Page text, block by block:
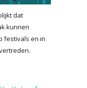
dat
kunnen
festivals en in